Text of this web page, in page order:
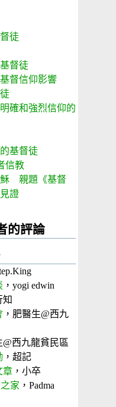
徒
督徒
督信仰影響
確和強烈信仰的
基督徒
信教
穌 親題《基督
證
的評論
，yogi edwin
知
，肥醫生@西九
@西九龍貧民區
，超記
章 ，小卒
家 ，Padma